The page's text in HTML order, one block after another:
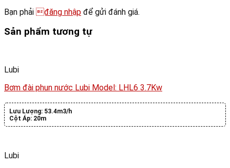
Bạn phải đăng nhập để gửi đánh giá.
Sản phẩm tương tự
Lubi
Bơm đài phun nước Lubi Model: LHL6 3.7Kw
Lưu Lượng: 53.4m3/h
Cột Áp: 20m
Lubi